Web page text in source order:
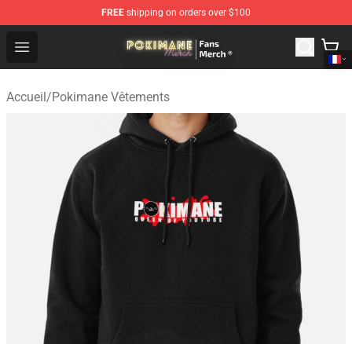
FREE shipping on orders over $100
Open menu
Pokimane Store - Official Pokimane Merchandise Shop
Accueil/Pokimane Vêtements